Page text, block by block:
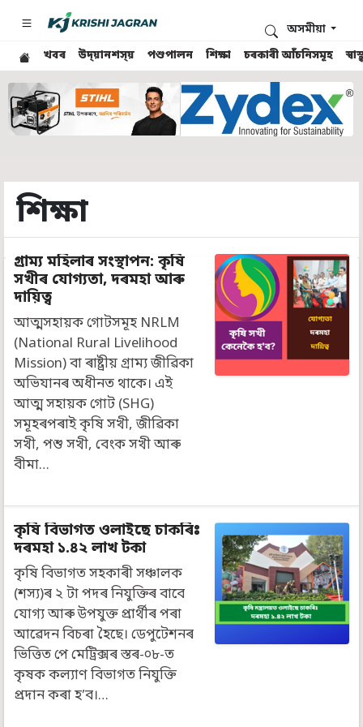
খবৰ উদ্য়ানশস্য় পশুপালন শিক্ষা চৰকাৰী আঁচনিসমূহ
অসমীয়া
শিক্ষা
গ্ৰাম্য মহিলাৰ সংস্থাপন: কৃষি
সখীৰ যোগ্যতা, দৰমহা আৰু
দায়িত্ব
আত্মসহায়ক গোটসমূহ NRLM
(National Rural Livelihood
Mission) বা ৰাষ্ট্ৰীয় গ্ৰাম্য জীৱিকা
অভিযানৰ অধীনত থাকে। এই
আত্ম সহায়ক গোট (SHG)
সমূহৰপৰাই কৃষি সখী, জীৱিকা
সখী, পশু সখী, বেংক সখী আৰু
বীমা…
কৃষি বিভাগত ওলাইছে চাকৰিঃ
দৰমহা ১.৪২ লাখ টকা
কৃষি বিভাগত সহকাৰী সঞ্চালক
(শস্য)ৰ ২ টা পদৰ নিযুক্তিৰ বাবে
যোগ্য আৰু উপযুক্ত প্ৰাৰ্থীৰ পৰা
আৱেদন বিচৰা হৈছে। ডেপুটেশনৰ
ভিত্তিত পে মেট্ৰিক্সৰ স্তৰ-০৮-ত
কৃষক কল্যাণ বিভাগত নিযুক্তি
প্ৰদান কৰা হ’ব।…